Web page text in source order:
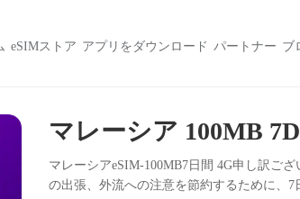
eSIMストア アプリをダウンロード パートナー ブ
マレーシア 100MB
マレーシアeSIM-100MB7日間 4G申し訳ご
の出張、外流への注意を節約するために、7